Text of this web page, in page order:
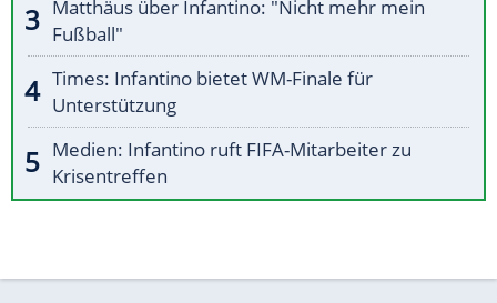
Matthäus über Infantino: "Nicht mehr mein
Fußball"
Times: Infantino bietet WM-Finale für
Unterstützung
Medien: Infantino ruft FIFA-Mitarbeiter zu
Krisentreffen